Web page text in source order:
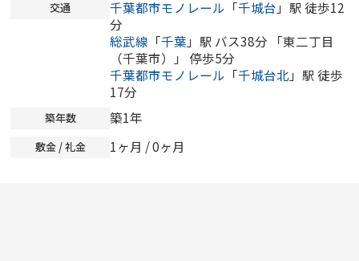
交通 千葉都市モノレール 「千城台 」駅 徒歩12
分
総武線 「千葉 」駅 バス38分 「東二丁目
（千葉市）」 停歩5分
千葉都市モノレール 「千城台北 」駅 徒歩
17分
築年数 築1年
敷金 / 礼金 1ヶ月 /0ヶ月